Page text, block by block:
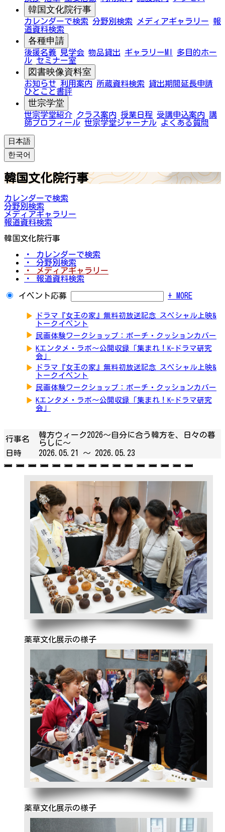
韓国文化院行事
カレンダーで検索 分野別検索 メディアギャラリー 報
道資料検索
各種申請
後援名義 見学会 物品貸出 ギャラリーMI
多目的ホー
ル セミナー室
図書映像資料室
お知らせ 利用案内 所蔵資料検索
貸出期間延長申請
ひとこと書評
世宗学堂
世宗学堂紹介 クラス案内 授業日程 受講申込案内 講
師プロフィール 世宗学堂ジャーナル よくある質問
日本語
한국어
韓国文化院行事
カレンダーで検索
分野別検索
メディアギャラリー
報道資料検索
韓国文化院行事
・ カレンダーで検索
・ 分野別検索
・ メディアギャラリー
・ 報道資料検索
イベント応募 + MORE
▶
ドラマ『女王の家』無料初放送記念 スペシャル上映&
トークイベント
▶ 民画体験ワークショップ：ポーチ・クッションカバー
▶ Kエンタメ・ラボ～公開収録「集まれ！K-ドラマ研究
会」
▶
ドラマ『女王の家』無料初放送記念 スペシャル上映&
トークイベント
▶ 民画体験ワークショップ：ポーチ・クッションカバー
▶ Kエンタメ・ラボ～公開収録「集まれ！K-ドラマ研究
会」
行事名
韓方ウィーク2026～自分に合う韓方を、日々の暮
らしに～
日時
2026.05.21 ～ 2026.05.23
薬草文化展示の様子
薬草文化展示の様子